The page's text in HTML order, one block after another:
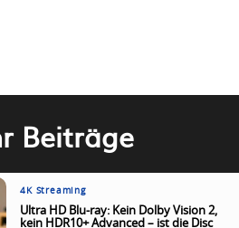
Beiträge
4K Streaming
Ultra HD Blu-ray: Kein Dolby Vision 2,
kein HDR10+ Advanced – ist die Disc